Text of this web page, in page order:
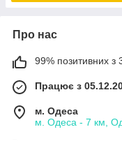
Про нас
99% позитивних з
Працює з
м. Одеса
м. Одеса - 7 км,